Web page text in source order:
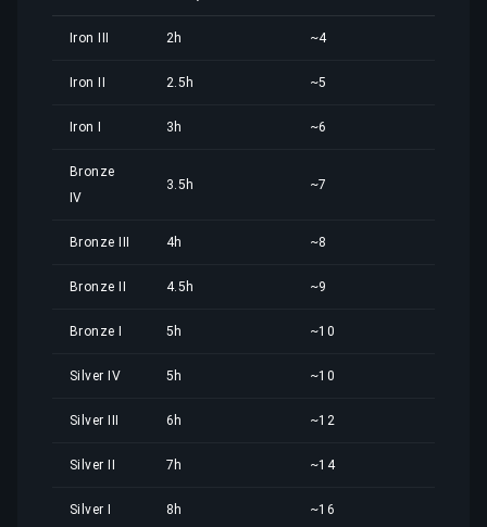
Iron III 2h ~4
Iron II 2.5h ~5
Iron I 3h ~6
Bronze
IV
3.5h ~7
Bronze III 4h ~8
Bronze II 4.5h ~9
Bronze I 5h ~10
Silver IV 5h ~10
Silver III 6h ~12
Silver II 7h ~14
Silver I 8h ~16